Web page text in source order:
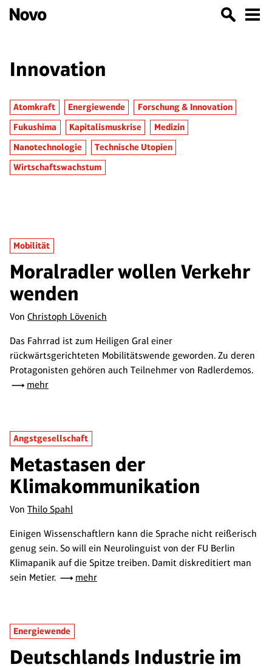
Innovation
Atomkraft Energiewende
Forschung & Innovation
Fukushima
Kapitalismuskrise
Medizin
Nanotechnologie
Technische Utopien
Wirtschaftswachstum
Mobilität
Moralradler wollen Verkehr
wenden
Von Christoph Lövenich
Das Fahrrad ist zum Heiligen Gral einer
rückwärtsgerichteten Mobilitätswende geworden. Zu deren
Protagonisten gehören auch Teilnehmer von Radlerdemos.
mehr
Angstgesellschaft
Metastasen der
Klimakommunikation
Von Thilo Spahl
Einigen Wissenschaftlern kann die Sprache nicht reißerisch
genug sein. So will ein Neurolinguist von der FU Berlin
Klimapanik auf die Spitze treiben. Damit diskreditiert man
sein Metier.
mehr
Energiewende
Deutschlands Industrie im